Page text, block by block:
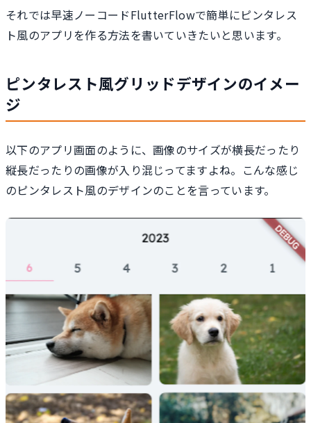
それでは早速ノーコードFlutterFlowで簡単にピンタレス
ト風のアプリを作る方法を書いていきたいと思います。
ピンタレスト風グリッドデザインのイメー
ジ
以下のアプリ画面のように、画像のサイズが横長だったり
縦長だったりの画像が入り混じってますよね。こんな感じ
のピンタレスト風のデザインのことを言っています。